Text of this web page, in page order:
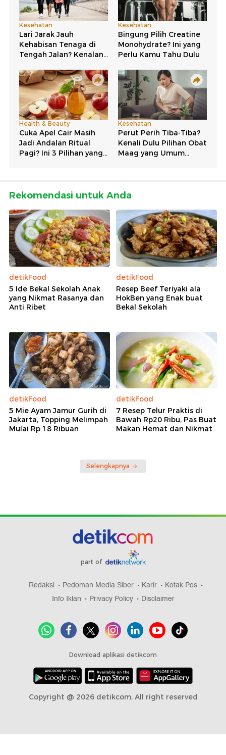
Rekomendasi untuk Anda
detikFood
5 Ide Bekal Sekolah Anak
yang Nikmat Rasanya dan
Anti Ribet
detikFood
Resep Beef Teriyaki ala
HokBen yang Enak buat
Bekal Sekolah
detikFood
5 Mie Ayam Jamur Gurih di
Jakarta, Topping Melimpah
Mulai Rp 18 Ribuan
detikFood
7 Resep Telur Praktis di
Bawah Rp20 Ribu, Pas Buat
Makan Hemat dan Nikmat
Selengkapnya
part of
Redaksi Pedoman Media Siber Karir
Kotak Pos
Info Iklan
Privacy Policy Disclaimer
Download aplikasi detikcom
Copyright @ 2026 detikcom, All right reserved